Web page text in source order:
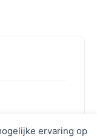
ervaring op